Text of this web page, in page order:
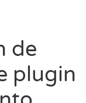
de
plugin